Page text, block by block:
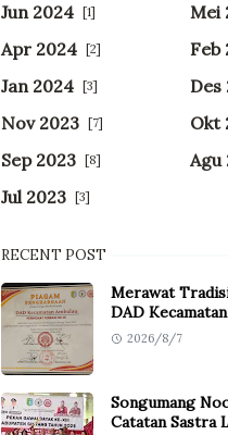
Jun 2024 [1] Mei
Apr 2024 [2] Feb
Jan 2024 [3] Des
Nov 2023 [7] Okt
Sep 2023 [8] Agu
Jul 2023 [3]
RECENT POST
Merawat
DAD
XIII Tahun 2026
2026/8/7
Songumang
Catatan Sastra